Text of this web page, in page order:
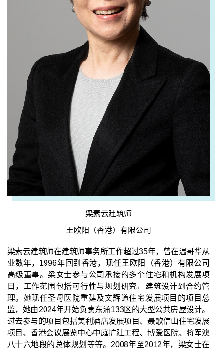
梁素云建筑师
王欧阳（香港）有限公司
梁素云建筑师在建筑师事务所工作超过35年，曾在温哥华从
业数年，1996年回到香港，现任王欧阳（香港）有限公司
高级董事。梁女士参与公司承接的多个住宅和机构发展项
目，工作范围包括可行性与规划研究、建筑设计到合约管
理。她现任圣母医院重建及文辉道住宅发展项目的项目总
监，她由2024年开始负责东涌133区的大型公共房屋设计。
过去参与的项目包括美利酒店发展项目、聂歌信山住宅发展
项目、香港会议展览中心中庭扩建工程、博爱医院、将军澳
八十六地段的总体规划等等。2008年至2012年，梁女士在